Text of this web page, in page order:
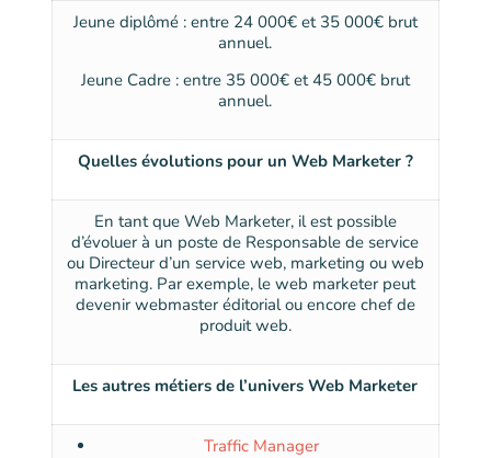
Jeune diplômé : entre 24 000€ et 35 000€ brut
annuel.
Jeune Cadre : entre 35 000€ et 45 000€ brut
annuel.
Quelles évolutions pour un Web Marketer ?
En tant que Web Marketer, il est possible
d’évoluer à un poste de Responsable de service
ou Directeur d’un service web, marketing ou web
marketing. Par exemple, le web marketer peut
devenir webmaster éditorial ou encore chef de
produit web.
Les autres métiers de l’univers Web Marketer
Traffic Manager